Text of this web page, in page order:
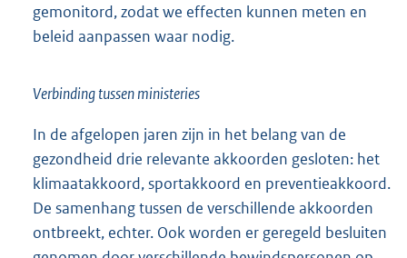
gemonitord, zodat we effecten kunnen meten en
beleid aanpassen waar nodig.
Verbinding tussen ministeries
In de afgelopen jaren zijn in het belang van de
gezondheid drie relevante akkoorden gesloten: het
klimaatakkoord, sportakkoord en preventieakkoord.
De samenhang tussen de verschillende akkoorden
ontbreekt, echter. Ook worden er geregeld besluiten